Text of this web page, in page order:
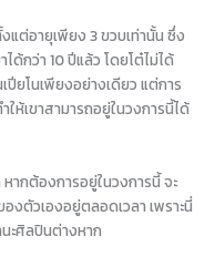
แต่อายุเพียง 3 ขวบเท่านั้น ซึ่ง
ด้กว่า 10 ปีแล้ว โดยโต๋ไม่ได้
ยโนเพียงอย่างเดียว แต่การ
ห้เขาสามารถอยู่ในวงการนี้ได้
ากต้องการอยู่ในวงการนี้ จะ
ตัวเองอยู่ตลอดเวลา เพราะนี่
ะศิลปินต่างหาก